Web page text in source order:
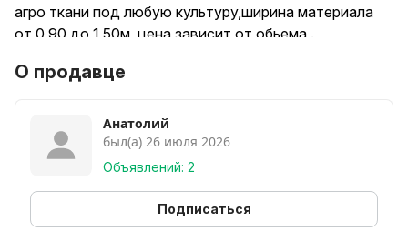
агро ткани под любую культуру,ширина материала
от 0,90 до 1,50м, цена зависит от обьема .
О продавце
Анатолий
был(а) 26 июля 2026
Объявлений: 2
Подписаться